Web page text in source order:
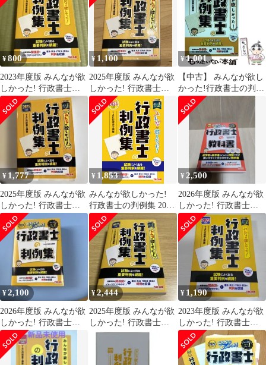
¥800
2023年度版 みんなが欲
しかった! 行政書士の
判例集
¥ 1,100
2025年度版 みんなが欲
しかった! 行政書士の
判例集
¥1,001
【中古】 みんなが欲し
かった!行政書士の判例
集 2021年度版 (みんな
が欲しかった!行政書士
シリーズ) / TAC株式会
社(行政書士講座) / TAC
株式会社出版事業部
¥ 1,777
2025年度版 みんなが欲
しかった! 行政書士の
判例集
¥ 1,853
みんなが欲しかった!
行政書士の判例集 2024
年度 [行政書士の教科
書に準拠](TAC出版)
(みんなが欲しかった！
行
¥ 2,500
2026年度版 みんなが欲
しかった! 行政書士の
教科書
¥2,100
2026年度版 みんなが欲
しかった! 行政書士の
判例集
¥2,444
2025年度版 みんなが欲
しかった! 行政書士の
判例集
¥ 1,190
2023年度版 みんなが欲
しかった! 行政書士の
判例集